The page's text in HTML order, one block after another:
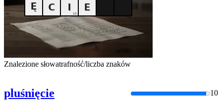
Znalezione słowatrafność/liczba znaków
pluśnięcie 10